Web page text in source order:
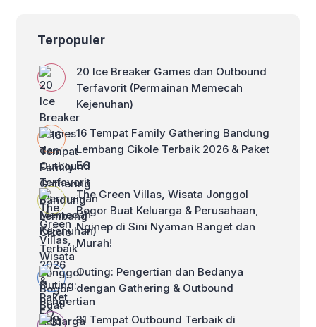
Terpopuler
20 Ice Breaker Games dan Outbound
Terfavorit (Permainan Memecah
Kejenuhan)
16 Tempat Family Gathering Bandung
Lembang Cikole Terbaik 2026 & Paket
EO
The Green Villas, Wisata Jonggol
Bogor Buat Keluarga & Perusahaan,
Nginep di Sini Nyaman Banget dan
Murah!
Outing: Pengertian dan Bedanya
dengan Gathering & Outbound
31 Tempat Outbound Terbaik di